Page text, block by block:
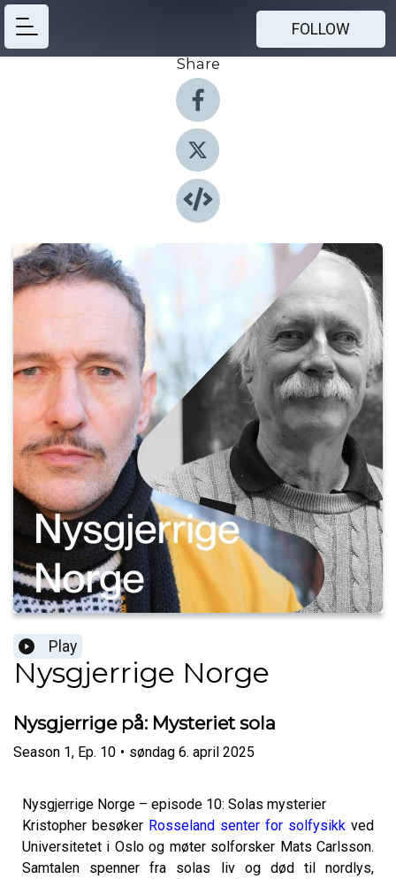
FOLLOW
Share
Play
Nysgjerrige Norge
Nysgjerrige på: Mysteriet sola
Season 1, Ep. 10 • søndag 6. april 2025
Nysgjerrige Norge – episode 10: Solas mysterier
Kristopher besøker Rosseland senter for solfysikk ved
Universitetet i Oslo og møter solforsker Mats Carlsson.
Samtalen spenner fra solas liv og død til nordlys,